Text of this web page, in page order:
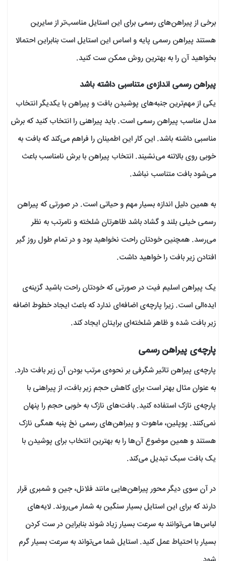
برخی از پیراهن‌های رسمی برای این استایل مناسب‌تر از سایرین
هستند پیراهن رسمی پایه و اساس این استایل است بنابراین احتمالا
بخواهید آن را به بهترین روش ممکن ست کنید.
پیراهن رسمی اندازه‌ی متناسبی داشته باشد
یکی از مهم‌ترین جنبه‌های پوشیدن بافت و پیراهن با یکدیگر انتخاب
مدل مناسب پیراهن رسمی است. باید پیراهنی را انتخاب کنید که برش
مناسبی داشته باشد. این کار این اطمینان را فراهم می‌کند که بافت به
خوبی روی بالاتنه می‌نشیند. انتخاب پیراهن با برش نامناسب باعث
می‌شود بافت متناسب نباشد.
به همین دلیل اندازه بسیار مهم و حیاتی است. در صورتی که پیراهن
رسمی خیلی بلند و گشاد باشد ظاهرتان شلخته و نامرتب به نظر
می‌رسد. همچنین خودتان راحت نخواهید بود و در تمام طول روز گیر
افتادن زیر بافت را خواهید داشت.
یک پیراهن اسلیم فیت در صورتی که خودتان راحت باشید گزینه‌ی
ایده‌الی است. زیرا پارچه‌ی اضافه‌ای ندارد که باعث ایجاد خطوط اضافه
زیر بافت شده و ظاهر شلخته‌ای برایتان ایجاد کند.
پارچه‌ی پیراهن رسمی
پارچه‌ی پیراهن تاثیر شگرفی بر نحوه‌ی مرتب بودن آن زیر بافت دارد.
به عنوان مثال بهتر است برای کاهش حجم زیر بافت، از پیراهنی با
پارچه‌ی نازک استفاده کنید. بافت‌های نازک به خوبی حجم را پنهان
نمی‌کنند. پوپلین، ماهوت و پیراهن‌های رسمی نخ پنبه همگی نازک
هستند و همین موضوع آن‌ها را به بهترین انتخاب برای پوشیدن با
یک بافت سبک تبدیل می‌کند.
در آن سوی دیگر محور پیراهن‌هایی مانند فلانل، جین و شمبری قرار
دارند که برای این استایل بسیار سنگین به شمار می‌روند. لایه‌های
لباس‌ها می‌توانند به سرعت بسیار زیاد شوند بنابراین در ست کردن
بسیار با احتیاط عمل کنید. استایل شما می‌تواند به سرعت بسیار گرم